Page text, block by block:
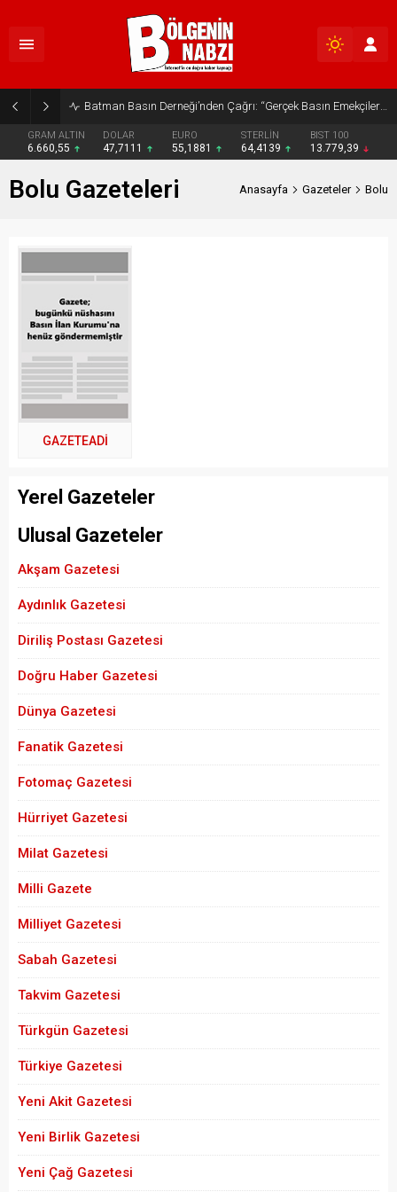
Batman Basın Derneği’nden Çağrı: “Gerçek Basın Emekçileri Desteklenmeli”
GRAM ALTIN
6.660,55
DOLAR
47,7111
EURO
55,1881
STERLİN
64,4139
BIST 100
13.779,39
Bolu Gazeteleri Anasayfa Gazeteler Bolu
GAZETEADI
Yerel Gazeteler
Ulusal Gazeteler
Akşam Gazetesi
Aydınlık Gazetesi
Diriliş Postası Gazetesi
Doğru Haber Gazetesi
Dünya Gazetesi
Fanatik Gazetesi
Fotomaç Gazetesi
Hürriyet Gazetesi
Milat Gazetesi
Milli Gazete
Milliyet Gazetesi
Sabah Gazetesi
Takvim Gazetesi
Türkgün Gazetesi
Türkiye Gazetesi
Yeni Akit Gazetesi
Yeni Birlik Gazetesi
Yeni Çağ Gazetesi